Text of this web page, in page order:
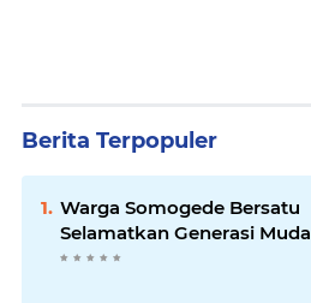
Berita Terpopuler
Warga Somogede Bersatu
Selamatkan Generasi Muda